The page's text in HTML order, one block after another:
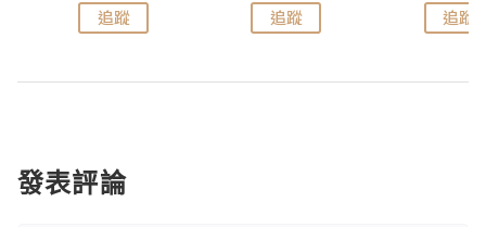
追蹤 追蹤 追蹤
發表評論